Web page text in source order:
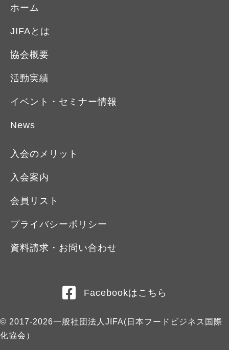
ホーム
JIFAとは
協会概要
活動実績
イベント・セミナー情報
News
入会のメリット
入会案内
会員リスト
プライバシーポリシー
資料請求・お問い合わせ
Facebookはこちら
© 2017-2026一般社団法人JIFA(日本フードビジネス国際
化協会）